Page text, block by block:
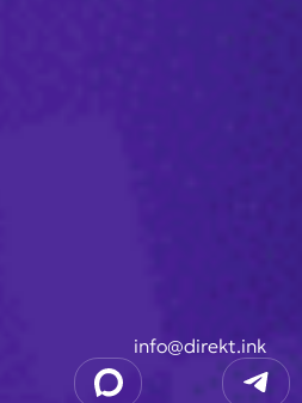
info@direkt.ink